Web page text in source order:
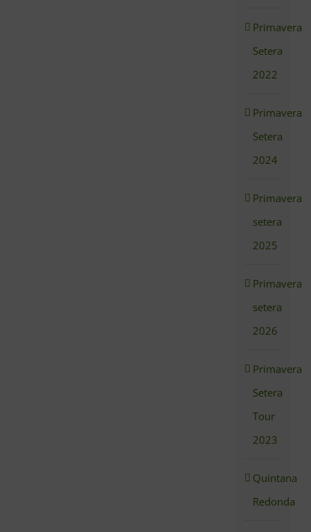
Primavera
Setera
2022
Primavera
Setera
2024
Primavera
setera
2025
Primavera
setera
2026
Primavera
Setera
Tour
2023
Quintana
Redonda